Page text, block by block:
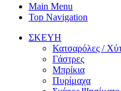
Main Menu
Top Navigation
ΣΚΕΥΗ
Κατσαρόλες /
Γάστρες
Μπρίκια
Πυρίμαχα